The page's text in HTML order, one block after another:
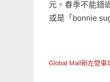
元。春季不能錯
或是「bonnie
Global Mall新左營車